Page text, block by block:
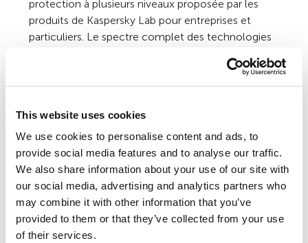
This website uses cookies
We use cookies to personalise content and ads, to
provide social media features and to analyse our traffic.
We also share information about your use of our site with
our social media, advertising and analytics partners who
may combine it with other information that you’ve
provided to them or that they’ve collected from your use
of their services.
protection à plusieurs niveaux proposée par les
produits de Kaspersky Lab pour entreprises et
particuliers. Le spectre complet des technologies
Contrôle des applications et System Watcher, est
bien plus large que ce qu’EMET est censé offrir.
Le schéma ci-dessus illustre l’interconnectivité
entre AEP et EMET, ainsi que l’intégration profonde
de System Watcher et AEP dans les produits de
Kaspersky Lab.